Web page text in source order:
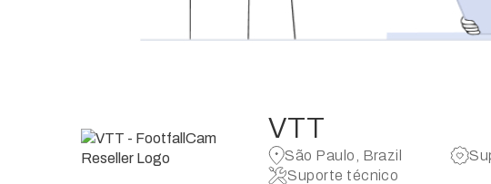
VTT
São Paulo, Brazil
Suporte técnico